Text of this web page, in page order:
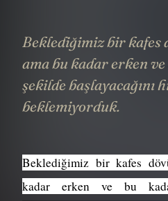
Beklediğimiz bir kafes
ama bu kadar erken
şekilde başlayacağını
beklemiyorduk.
Beklediğimiz bir kafes
kadar erken ve bu